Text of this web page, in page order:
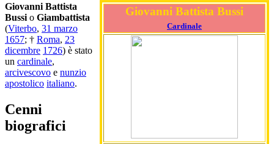
Giovanni Battista Bussi
Cardinale
Giovanni Battista
Bussi o Giambattista
(Viterbo, 31 marzo
1657; † Roma, 23
dicembre 1726) è stato
un cardinale,
arcivescovo e nunzio
apostolico italiano.
Cenni
biografici